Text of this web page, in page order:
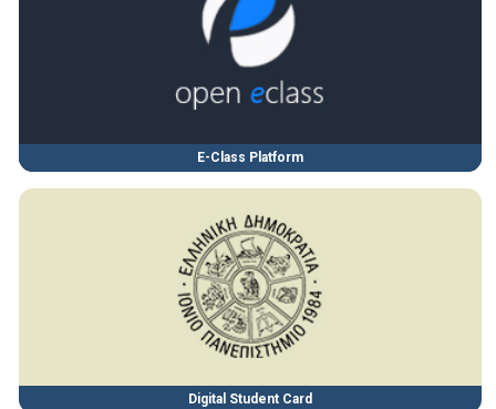
E-Class Platform
Digital Student Card